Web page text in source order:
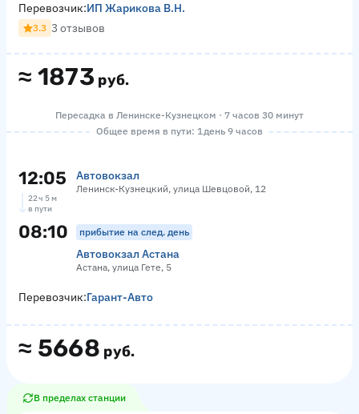
≈ 1873 руб.
Перевозчик:ИП Жарикова В.Н.
3.3 3 отзывов
Пересадка в Ленинске-Кузнецком · 7 часов 30 минут
Общее время в пути: 1 день 9 часов
12:05 Автовокзал
Ленинск-Кузнецкий, улица Шевцовой, 12
22 ч 5 м
в пути
08:10 прибытие на след. день
Автовокзал Астана
Астана, улица Гете, 5
≈ 5668 руб.
Перевозчик:Гарант-Авто
В пределах станции